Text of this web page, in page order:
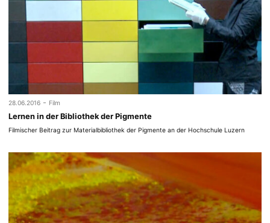
28.06.2016 - Film
Lernen in der Bibliothek der Pigmente
Filmischer Beitrag zur Materialbibliothek der Pigmente an der Hochschule Luzern